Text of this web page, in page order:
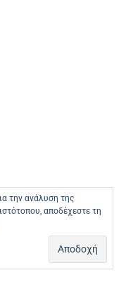
την ανάλυση της
αποδέχεστε τη